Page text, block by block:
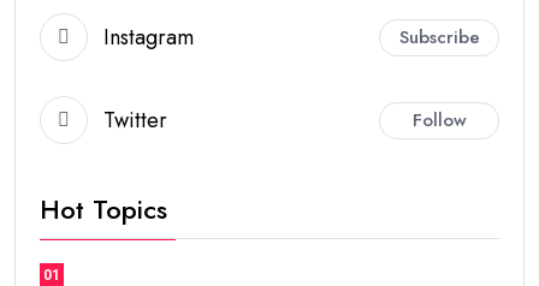
Instagram Subscribe
Twitter Follow
Hot Topics
01